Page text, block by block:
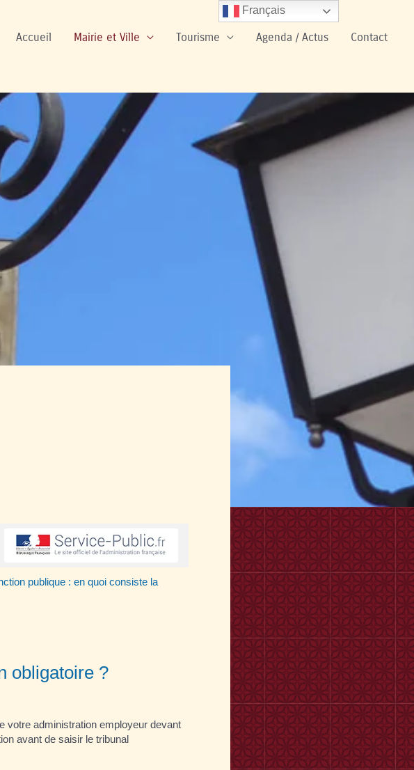
Accueil Mairie et Ville Tourisme Agenda / Actus Contact
publique : en quoi consiste la
obligatoire ?
votre administration employeur devant
avant de saisir le tribunal
Français